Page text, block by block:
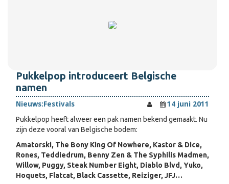
Pukkelpop introduceert Belgische
namen
Nieuws:Festivals
14 juni 2011
Pukkelpop heeft alweer een pak namen bekend gemaakt. Nu
zijn deze vooral van Belgische bodem:
Amatorski, The Bony King Of Nowhere, Kastor & Dice,
Rones, Teddiedrum, Benny Zen & The Syphilis Madmen,
Willow, Puggy, Steak Number Eight, Diablo Blvd, Yuko,
Hoquets, Flatcat, Black Cassette, Reiziger, JFJ…